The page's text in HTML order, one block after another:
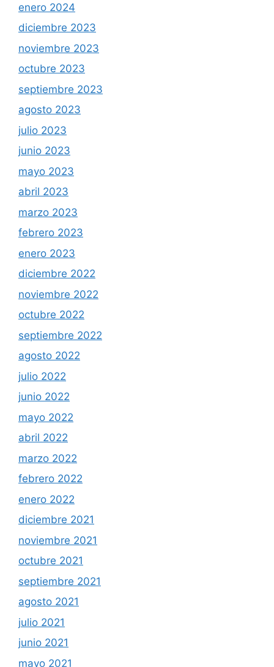
enero 2024
diciembre 2023
noviembre 2023
octubre 2023
septiembre 2023
agosto 2023
julio 2023
junio 2023
mayo 2023
abril 2023
marzo 2023
febrero 2023
enero 2023
diciembre 2022
noviembre 2022
octubre 2022
septiembre 2022
agosto 2022
julio 2022
junio 2022
mayo 2022
abril 2022
marzo 2022
febrero 2022
enero 2022
diciembre 2021
noviembre 2021
octubre 2021
septiembre 2021
agosto 2021
julio 2021
junio 2021
mayo 2021